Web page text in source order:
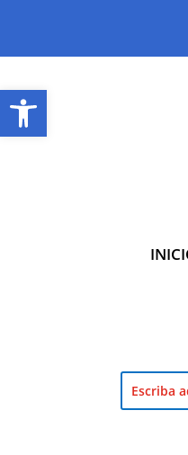
Abrir barra de herramientas